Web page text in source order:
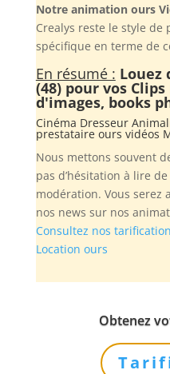
Notre animation ours
Crealys reste le style
spécifique en terme de
En résumé : Louez
(48) pour vos
d'images, books
Cinéma Dresseur
prestataire ours vidéos
Nous mettons souvent
pas d’hésitation à lire
modération. Vous serez
nos news sur nos
Consultez nos
Location ours
Obtenez